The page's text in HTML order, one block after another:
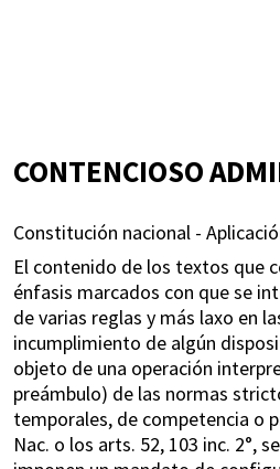
CONTENCIOSO
Constitución nacional -
El contenido de los textos que
énfasis marcados con que se
de varias reglas y más laxo en
incumplimiento de algún
objeto de una operación
preámbulo) de las normas
temporales, de competencia o
Nac. o los arts. 52, 103 inc. 2°,